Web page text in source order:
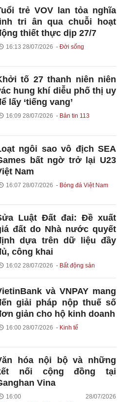
trẻ VOV lan tỏa nghĩa
tri ân qua chuỗi hoạt
thiết thực dịp 27/7
16:13 28/07/2026 Đời sống
tố 27 thanh niên niên
hung khí diễu phố thị uy
lấy ‘tiếng vang’
16:09 28/07/2026 Bản tin 113
ngôi sao vô địch SEA
bất ngờ trở lại U23
Nam
16:07 28/07/2026 Bóng đá Việt Nam
Luật Đất đai: Đề xuất
đất do Nhà nước quyết
dựa trên dữ liệu đầy
công khai
16:02 28/07/2026 Bất động sản
và VNPAY mang
giải pháp nộp thuế số
giản cho hộ kinh doanh
16:00 28/07/2026 Kinh tế
hóa nội bộ và những
nối cộng đồng tại
Vina
16:00 28/07/2026